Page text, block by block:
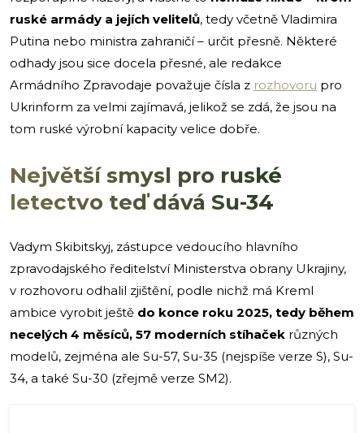
ruské armády a jejích velitelů, tedy včetně Vladimira
Putina nebo ministra zahraničí – určit přesně. Některé
odhady jsou sice docela přesné, ale redakce
Armádního Zpravodaje považuje čísla z rozhovoru pro
Ukrinform za velmi zajímavá, jelikož se zdá, že jsou na
tom ruské výrobní kapacity velice dobře.
Největší smysl pro ruské
letectvo teď dává Su-34
Vadym Skibitskyj, zástupce vedoucího hlavního
zpravodajského ředitelství Ministerstva obrany Ukrajiny,
v rozhovoru odhalil zjištění, podle nichž má Kreml
ambice vyrobit ještě do konce roku 2025, tedy během
necelých 4 měsíců, 57 moderních stíhaček různých
modelů, zejména ale Su-57, Su-35 (nejspíše verze S), Su-
34, a také Su-30 (zřejmě verze SM2).